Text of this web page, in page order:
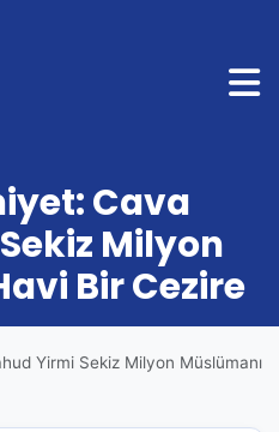
Cava
Milyon
Bir Cezire
Yirmi Sekiz Milyon Müslümanı